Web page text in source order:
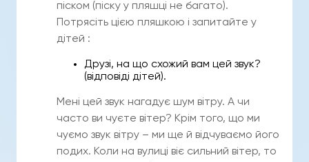
піском (піску у пляшці не багато).
Потрясіть цією пляшкою і запитайте у
дітей :
Друзі, на що схожий вам цей звук?
(відповіді дітей).
Мені цей звук нагадує шум вітру. А чи
часто ви чуєте вітер? Крім того, що ми
чуємо звук вітру – ми ще й відчуваємо його
подих. Коли на вулиці віє сильний вітер, то